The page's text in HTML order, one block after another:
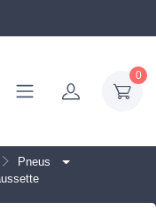
0
Pneus